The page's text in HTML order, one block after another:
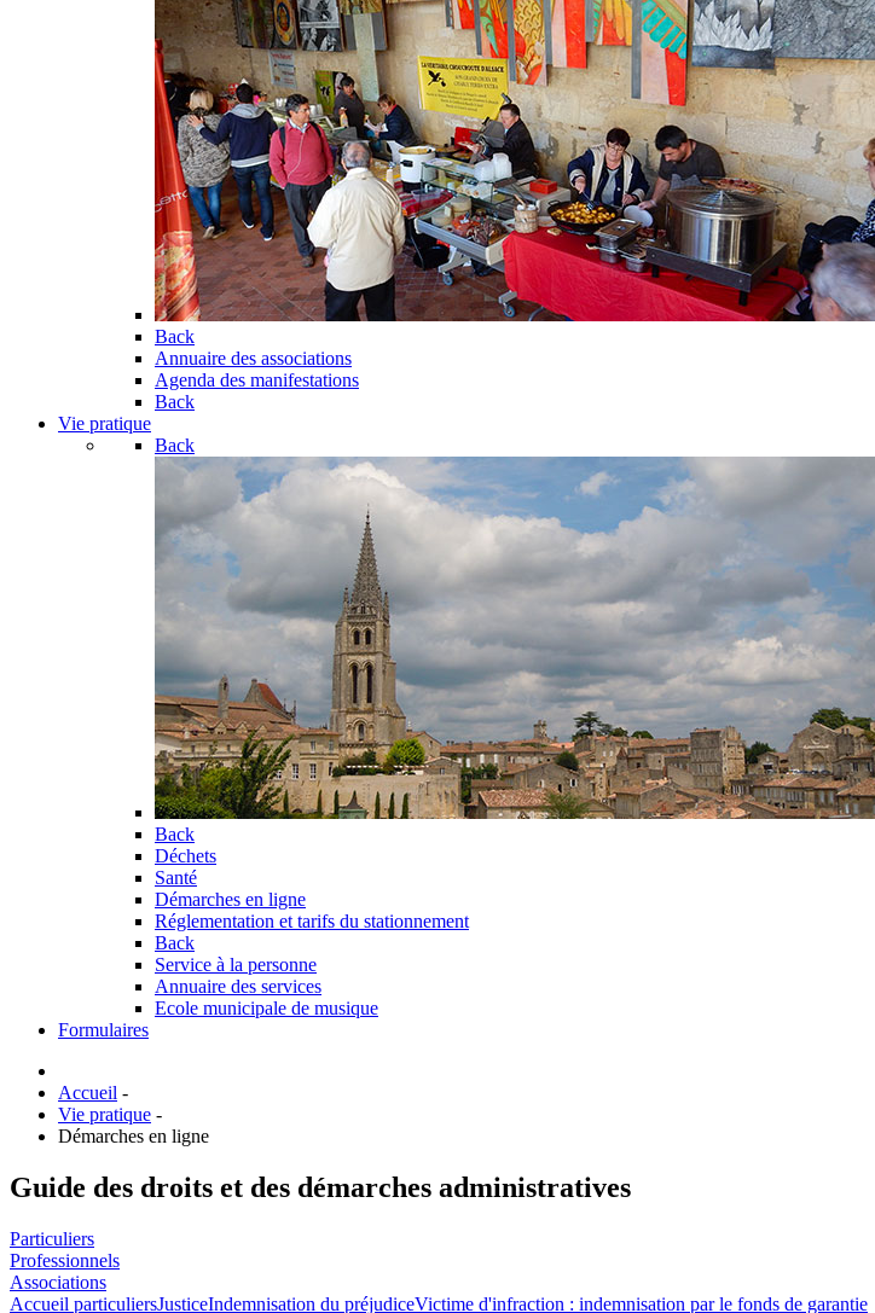
Back
Annuaire des associations
Agenda des manifestations
Back
Vie pratique
Back
Back
Déchets
Santé
Démarches en ligne
Réglementation et tarifs du stationnement
Back
Service à la personne
Annuaire des services
Ecole municipale de musique
Formulaires
Accueil -
Vie pratique -
Démarches en ligne
Guide des droits et des démarches administratives
Particuliers
Professionnels
Associations
Accueil particuliersJusticeIndemnisation du préjudiceVictime d'infraction : indemnisation par le fonds de garantie